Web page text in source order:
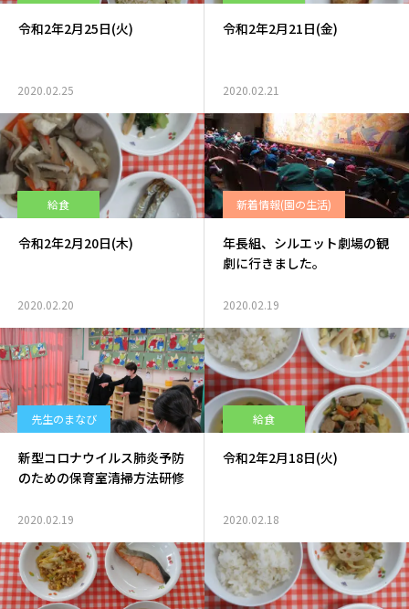
令和2年2月25日(火)
2020.02.25
令和2年2月21日(金)
2020.02.21
給食
令和2年2月20日(木)
2020.02.20
新着情報(園の生活)
年長組、シルエット劇場の観
劇に行きました。
2020.02.19
先生のまなび
新型コロナウイルス肺炎予防
のための保育室清掃方法研修
2020.02.19
給食
令和2年2月18日(火)
2020.02.18